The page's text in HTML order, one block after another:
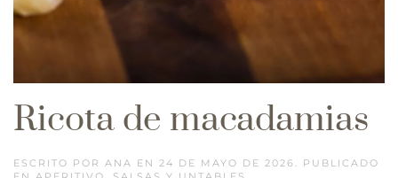
Ricota de macadamias
ESCRITO POR ANA EN 24 DE MAYO DE 2026 . PUBLICADO